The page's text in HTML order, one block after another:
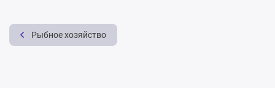
Рыбное хозяйство